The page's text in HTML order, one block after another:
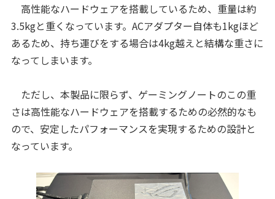
高性能なハードウェアを搭載しているため、重量は約
3.5kgと重くなっています。ACアダプター自体も1kgほど
あるため、持ち運びをする場合は4kg越えと結構な重さに
なってしまいます。
ただし、本製品に限らず、ゲーミングノートのこの重
さは高性能なハードウェアを搭載するための必然的なも
ので、安定したパフォーマンスを実現するための設計と
なっています。